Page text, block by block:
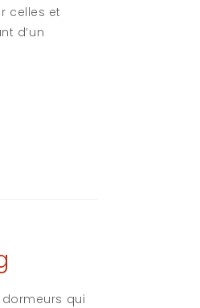
celles et
d’un
qui